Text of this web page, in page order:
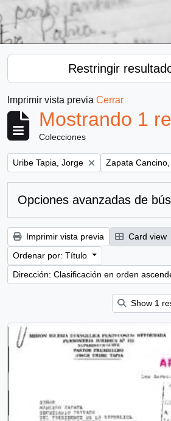
Restringir
Imprimir vista previa Cerrar
Mostrando 1
Colecciones
Remove filter:
Uribe Tapia, Jorge Remove filter:
Zapata
Opciones avanzadas de
Imprimir vista previa Card view
Ordenar por: Título
Dirección: Clasificación en orden
Show 1